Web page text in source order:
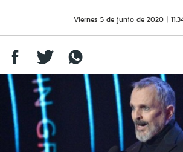
Viernes 5 de junio de 2020